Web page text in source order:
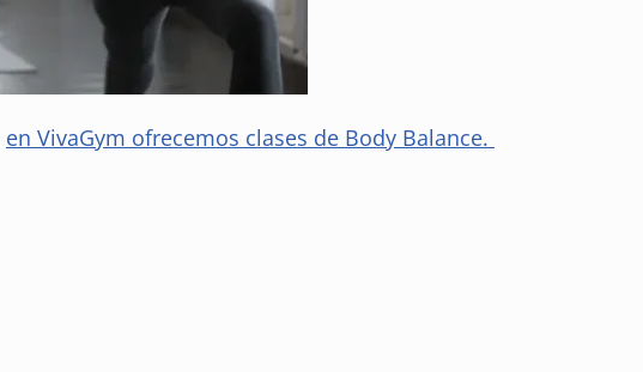
en VivaGym ofrecemos clases de Body Balance.